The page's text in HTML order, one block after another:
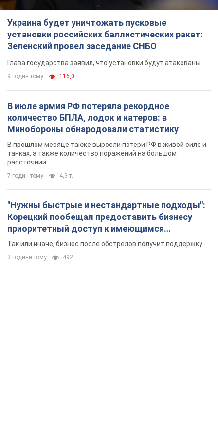
Украина будет уничтожать пусковые
установки российских баллистических ракет:
Зеленский провел заседание СНБО
Глава государства заявил, что установки будут атакованы
9 годин тому 116,0 т.
В июле армия РФ потеряла рекордное
количество БПЛА, лодок и катеров: в
Минобороны обнародовали статистику
В прошлом месяце также выросли потери РФ в живой силе и
танках, а также количество поражений на большом
расстоянии
7 годин тому 4,3 т.
"Нужны быстрые и нестандартные подходы":
Корецкий пообещал предоставить бизнесу
приоритетный доступ к имеющимся
складским помещениям
Так или иначе, бизнес после обстрелов получит поддержку
3 години тому 492